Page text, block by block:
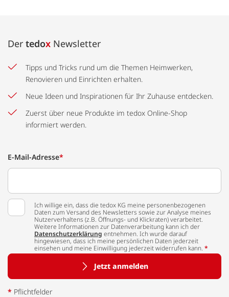
Der tedox Newsletter
Tipps und Tricks rund um die Themen Heimwerken,
Renovieren und Einrichten erhalten.
Neue Ideen und Inspirationen für Ihr Zuhause entdecken.
Zuerst über neue Produkte im tedox Online-Shop
informiert werden.
E-Mail-Adresse*
Ich willige ein, dass die tedox KG meine personenbezogenen
Daten zum Versand des Newsletters sowie zur Analyse meines
Nutzerverhaltens (z.B. Öffnungs- und Klickraten) verarbeitet.
Weitere Informationen zur Datenverarbeitung kann ich der
Datenschutzerklärung entnehmen. Ich wurde darauf
hingewiesen, dass ich meine persönlichen Daten jederzeit
einsehen und meine Einwilligung jederzeit widerrufen kann. *
Jetzt anmelden
* Pflichtfelder